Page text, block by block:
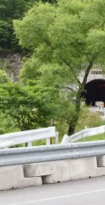
opblijven.
lengte aan bruggen bij de